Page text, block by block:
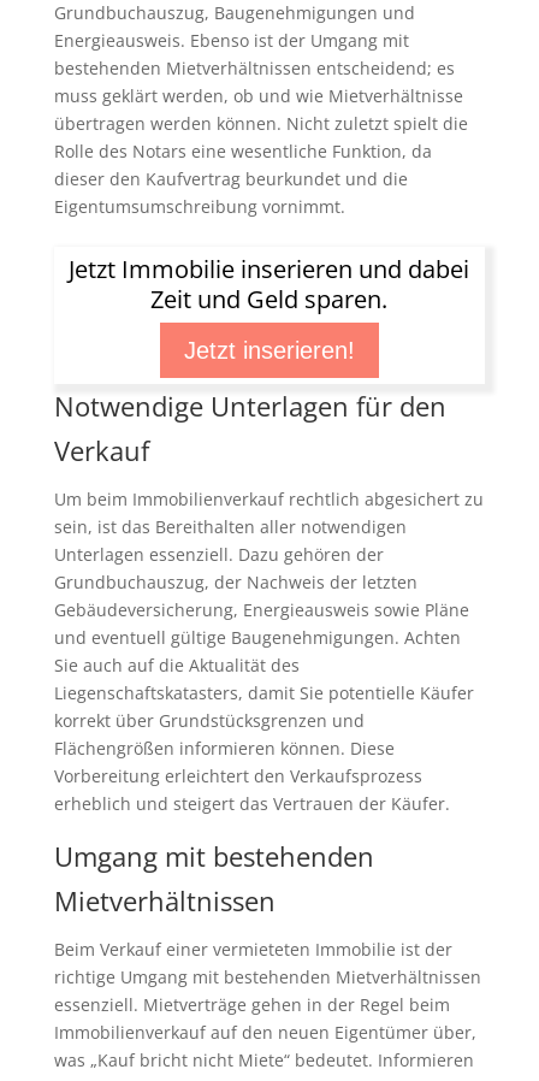
Grundbuchauszug, Baugenehmigungen und
Energieausweis. Ebenso ist der Umgang mit
bestehenden Mietverhältnissen entscheidend; es
muss geklärt werden, ob und wie Mietverhältnisse
übertragen werden können. Nicht zuletzt spielt die
Rolle des Notars eine wesentliche Funktion, da
dieser den Kaufvertrag beurkundet und die
Eigentumsumschreibung vornimmt.
Jetzt Immobilie inserieren und dabei
Zeit und Geld sparen.
Jetzt inserieren!
Notwendige Unterlagen für den
Verkauf
Um beim Immobilienverkauf rechtlich abgesichert zu
sein, ist das Bereithalten aller notwendigen
Unterlagen essenziell. Dazu gehören der
Grundbuchauszug, der Nachweis der letzten
Gebäudeversicherung, Energieausweis sowie Pläne
und eventuell gültige Baugenehmigungen. Achten
Sie auch auf die Aktualität des
Liegenschaftskatasters, damit Sie potentielle Käufer
korrekt über Grundstücksgrenzen und
Flächengrößen informieren können. Diese
Vorbereitung erleichtert den Verkaufsprozess
erheblich und steigert das Vertrauen der Käufer.
Umgang mit bestehenden
Mietverhältnissen
Beim Verkauf einer vermieteten Immobilie ist der
richtige Umgang mit bestehenden Mietverhältnissen
essenziell. Mietverträge gehen in der Regel beim
Immobilienverkauf auf den neuen Eigentümer über,
was „Kauf bricht nicht Miete“ bedeutet. Informieren